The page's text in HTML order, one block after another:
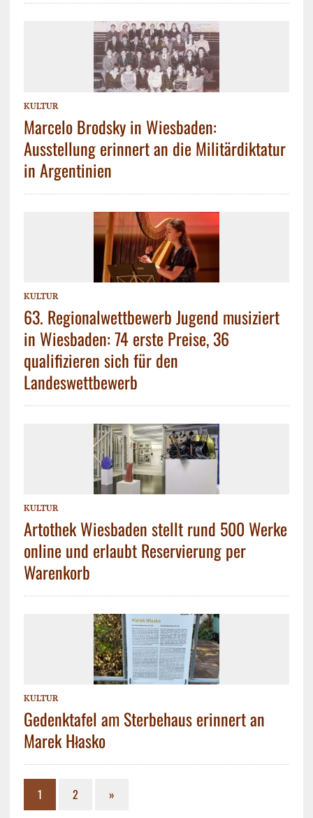
KULTUR
Marcelo Brodsky in Wiesbaden:
Ausstellung erinnert an die Militärdiktatur
in Argentinien
KULTUR
63. Regionalwettbewerb Jugend musiziert
in Wiesbaden: 74 erste Preise, 36
qualifizieren sich für den
Landeswettbewerb
KULTUR
Artothek Wiesbaden stellt rund 500 Werke
online und erlaubt Reservierung per
Warenkorb
KULTUR
Gedenktafel am Sterbehaus erinnert an
Marek Hłasko
1 2 »